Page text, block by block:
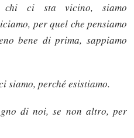
chi ci sta vicino, siamo
per quel che pensiamo
bene di prima, sappiamo
siamo, perché esistiamo.
di noi, se non altro, per